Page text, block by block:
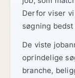
Derfor viser
søgning
De viste
oprindelige
branche,